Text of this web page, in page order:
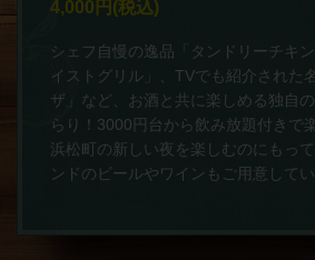
4,000円 (税込)
シェフ自慢の逸品「タンドリーチキ
イストグリル」、TVでも紹介された
ザ」など、お酒と共に楽しめる独自
らり！3000円台から飲み放題付きで
浜松町の新しい夜を楽しむのにもっ
ンドのビールやワインもご用意して